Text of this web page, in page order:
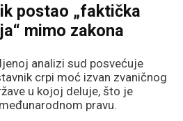
postao „faktička
mimo zakona
analizi sud posvećuje
crpi moć izvan zvaničnog
u kojoj deluje, što je
pravu.